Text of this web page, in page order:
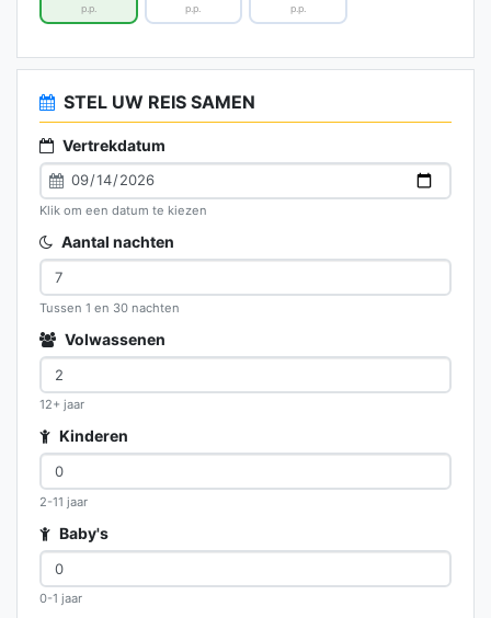
p.p. p.p. p.p.
STEL UW REIS SAMEN
Vertrekdatum
Klik om een datum te kiezen
Aantal nachten
Tussen 1 en 30 nachten
Volwassenen
12+ jaar
Kinderen
2-11 jaar
Baby's
0-1 jaar